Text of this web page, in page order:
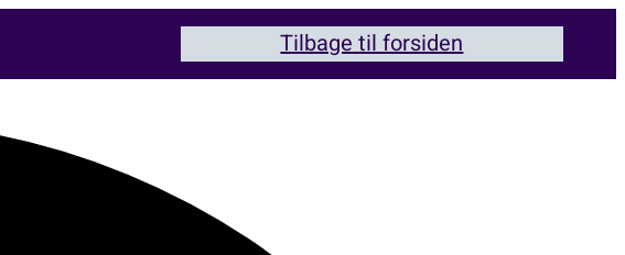
Tilbage til forsiden